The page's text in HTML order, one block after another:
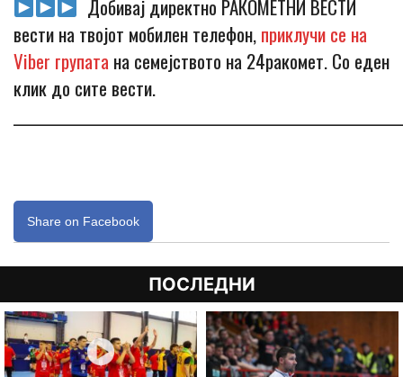
Добивај директно РАКОМЕТНИ ВЕСТИ
вести на твојот мобилен телефон,приклучи се на
Viber групата на семејството на 24ракомет. Со еден
клик до сите вести.
Share on Facebook
ПОСЛЕДНИ